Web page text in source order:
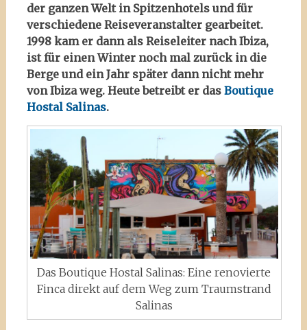
der ganzen Welt in Spitzenhotels und für
verschiedene Reiseveranstalter gearbeitet.
1998 kam er dann als Reiseleiter nach Ibiza,
ist für einen Winter noch mal zurück in die
Berge und ein Jahr später dann nicht mehr
von Ibiza weg. Heute betreibt er das Boutique
Hostal Salinas.
Das Boutique Hostal Salinas: Eine renovierte
Finca direkt auf dem Weg zum Traumstrand
Salinas